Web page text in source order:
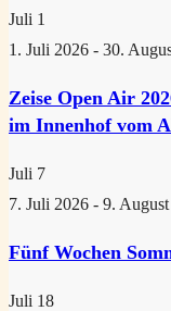
Juli 1
1. Juli 2026 - 30.
Zeise Open Air
im Innenhof vom
Juli 7
7. Juli 2026 - 9.
Fünf Wochen
Juli 18